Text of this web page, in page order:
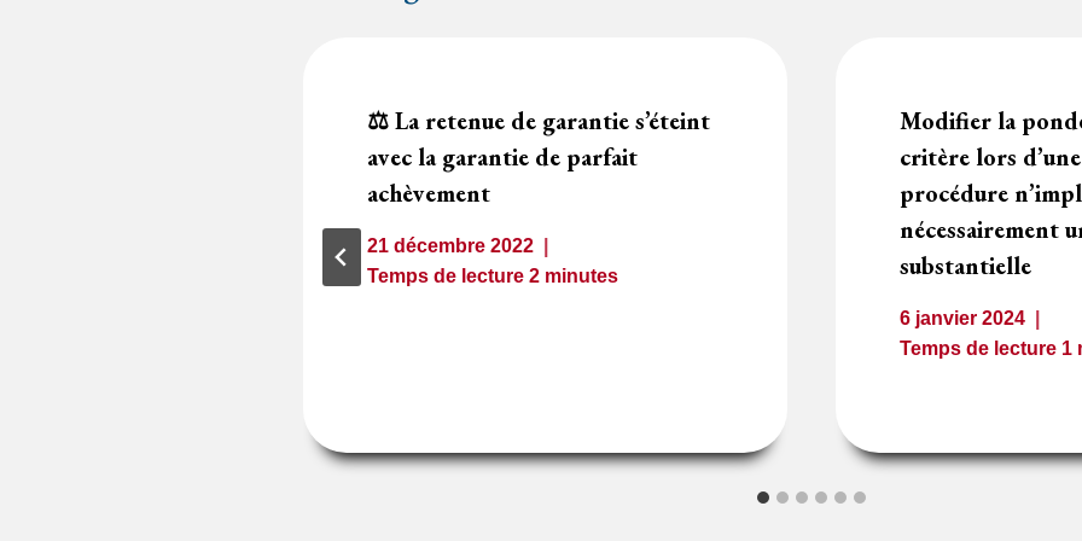
⚖️ La retenue de garantie s’éteint
avec la garantie de parfait
achèvement
21 décembre 2022
Temps de lecture 2 minutes
Modifier la
critère lors
procédure
nécessairement
substantielle
6 janvier 2024
Temps de lecture 1